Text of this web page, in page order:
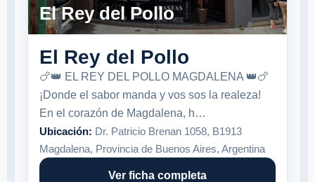
El Rey del Pollo
El Rey del Pollo
🍗👑 EL REY DEL POLLO MAGDALENA 👑🍗
¡Donde el sabor manda y vos sos la realeza!
En el corazón de Magdalena, h…
Ubicación: Dr. Patricio Brenan 1058, B1913
Magdalena, Provincia de Buenos Aires, Argentina
Ver ficha completa